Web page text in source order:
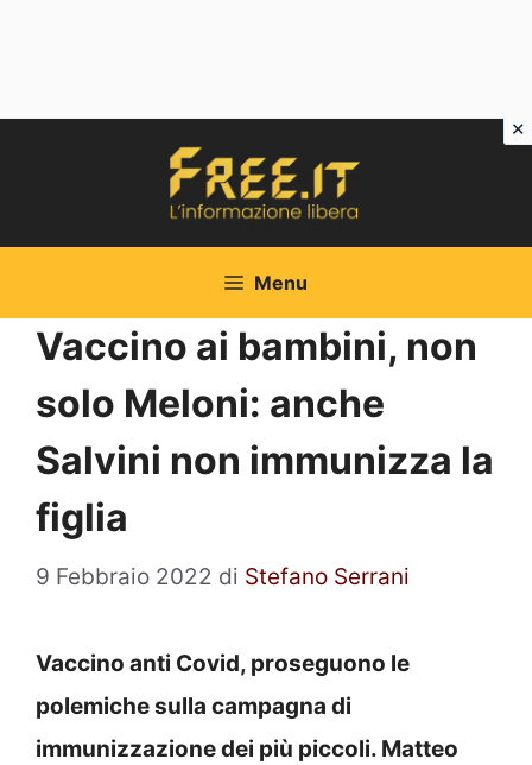
Menu
Vaccino ai bambini, non
solo Meloni: anche
Salvini non immunizza la
figlia
9 Febbraio 2022 di Stefano Serrani
Vaccino anti Covid, proseguono le
polemiche sulla campagna di
immunizzazione dei più piccoli. Matteo